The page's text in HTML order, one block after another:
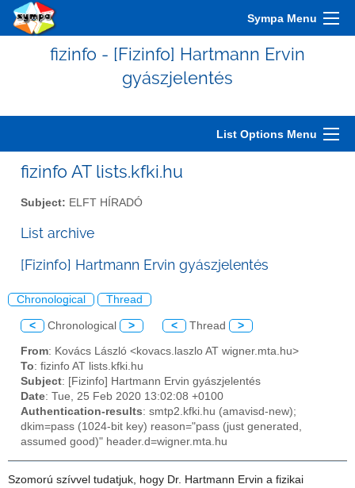
Sympa Menu
fizinfo - [Fizinfo] Hartmann Ervin
gyászjelentés
List Options Menu
fizinfo AT lists.kfki.hu
Subject: ELFT HÍRADÓ
List archive
[Fizinfo] Hartmann Ervin gyászjelentés
Chronological Thread
< Chronological > < Thread >
From: Kovács László <kovacs.laszlo AT wigner.mta.hu>
To: fizinfo AT lists.kfki.hu
Subject: [Fizinfo] Hartmann Ervin gyászjelentés
Date: Tue, 25 Feb 2020 13:02:08 +0100
Authentication-results: smtp2.kfki.hu (amavisd-new);
dkim=pass (1024-bit key) reason="pass (just generated,
assumed good)" header.d=wigner.mta.hu
Szomorú szívvel tudatjuk, hogy Dr. Hartmann Ervin a fizikai